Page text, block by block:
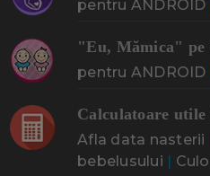
pentru ANDROID
"Eu, Mămica" pe
pentru ANDROID
Calculatoare
Afla data nasterii
bebelusului